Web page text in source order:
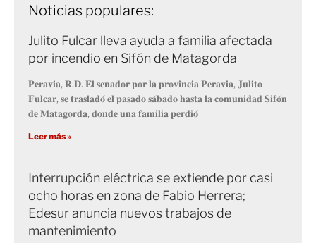
Noticias populares:
Julito Fulcar lleva ayuda a familia afectada
por incendio en Sifón de Matagorda
𝐏𝐞𝐫𝐚𝐯𝐢𝐚, 𝐑.𝐃. 𝐄𝐥 𝐬𝐞𝐧𝐚𝐝𝐨𝐫 𝐩𝐨𝐫 𝐥𝐚 𝐩𝐫𝐨𝐯𝐢𝐧𝐜𝐢𝐚 𝐏𝐞𝐫𝐚𝐯𝐢𝐚, 𝐉𝐮𝐥𝐢𝐭𝐨
𝐅𝐮𝐥𝐜𝐚𝐫, 𝐬𝐞 𝐭𝐫𝐚𝐬𝐥𝐚𝐝𝐨́ 𝐞𝐥 𝐩𝐚𝐬𝐚𝐝𝐨 𝐬𝐚́𝐛𝐚𝐝𝐨 𝐡𝐚𝐬𝐭𝐚 𝐥𝐚 𝐜𝐨𝐦𝐮𝐧𝐢𝐝𝐚𝐝 𝐒𝐢𝐟𝐨́𝐧
𝐝𝐞 𝐌𝐚𝐭𝐚𝐠𝐨𝐫𝐝𝐚, 𝐝𝐨𝐧𝐝𝐞 𝐮𝐧𝐚 𝐟𝐚𝐦𝐢𝐥𝐢𝐚 𝐩𝐞𝐫𝐝𝐢𝐨́
Leer más »
Interrupción eléctrica se extiende por casi
ocho horas en zona de Fabio Herrera;
Edesur anuncia nuevos trabajos de
mantenimiento